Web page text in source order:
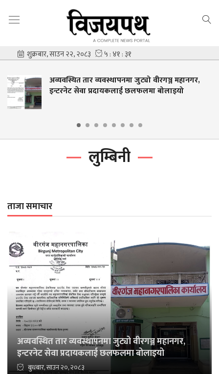
अव्यवस्थित तार व्यवस्थापनमा जुट्यो वीरगञ्ज महानगर,
इन्टरनेट सेवा प्रदायकलाई छलफलमा बोलाइयो
लुम्बिनी
ताजा समाचार
अव्यवस्थित तार व्यवस्थापनमा जुट्यो वीरगञ्ज महानगर,
इन्टरनेट सेवा प्रदायकलाई छलफलमा बोलाइयो
बुधबार, साउन २०, २०८३